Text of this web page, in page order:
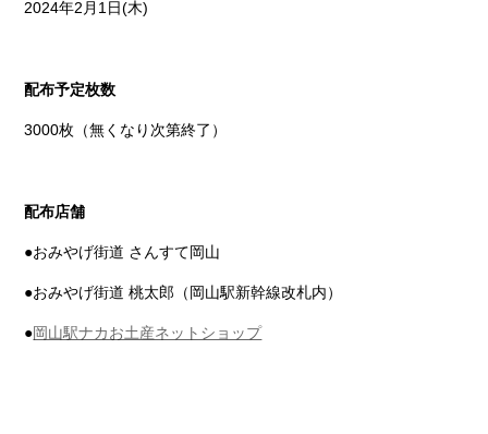
2024年2月1日(木)
配布予定枚数
3000枚（無くなり次第終了）
配布店舗
●おみやげ街道 さんすて岡山
●おみやげ街道 桃太郎（岡山駅新幹線改札内）
●岡山駅ナカお土産ネットショップ